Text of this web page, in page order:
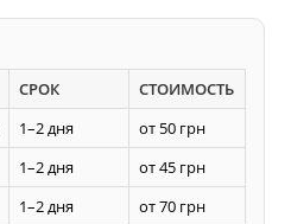
СРОК
СТОИМОСТЬ
1–2 дня
от 50 грн
1–2 дня
от 45 грн
1–2 дня
от 70 грн